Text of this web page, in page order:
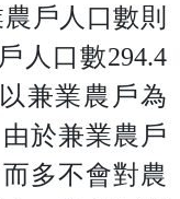
農戶人口數則
人口數294.4
兼業農戶為
於兼業農戶
多不會對農